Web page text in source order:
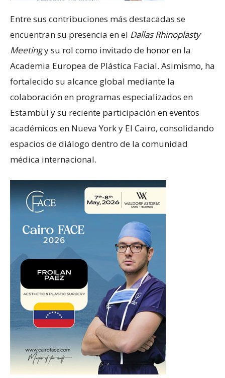
Entre sus contribuciones más destacadas se
encuentran su presencia en el Dallas Rhinoplasty
Meetingy su rol como invitado de honor en la
Academia Europea de Plástica Facial. Asimismo, ha
fortalecido su alcance global mediante la
colaboración en programas especializados en
Estambul y su reciente participación en eventos
académicos en Nueva York y El Cairo, consolidando
espacios de diálogo dentro de la comunidad
médica internacional.